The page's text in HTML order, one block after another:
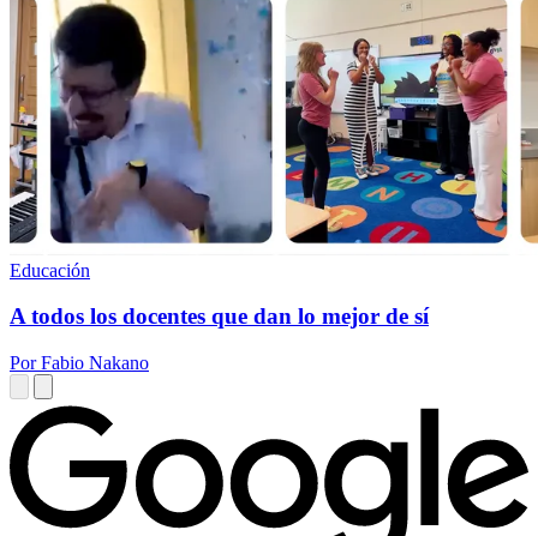
Educación
A todos los docentes que dan lo mejor de sí
Por Fabio Nakano